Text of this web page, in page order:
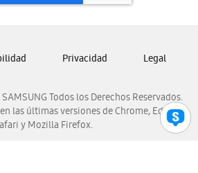
Samsung Panamá
Venezuela
Todos los Derechos Reservados.
las últimas versiones de Chrome, Edge,
y Mozilla Firefox.
Privacidad Legal